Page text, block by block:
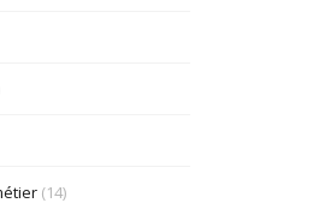
(14)